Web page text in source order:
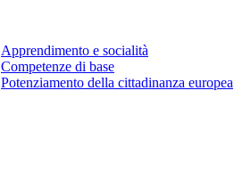
Apprendimento e socialità
Competenze di base
Potenziamento della cittadinanza europea